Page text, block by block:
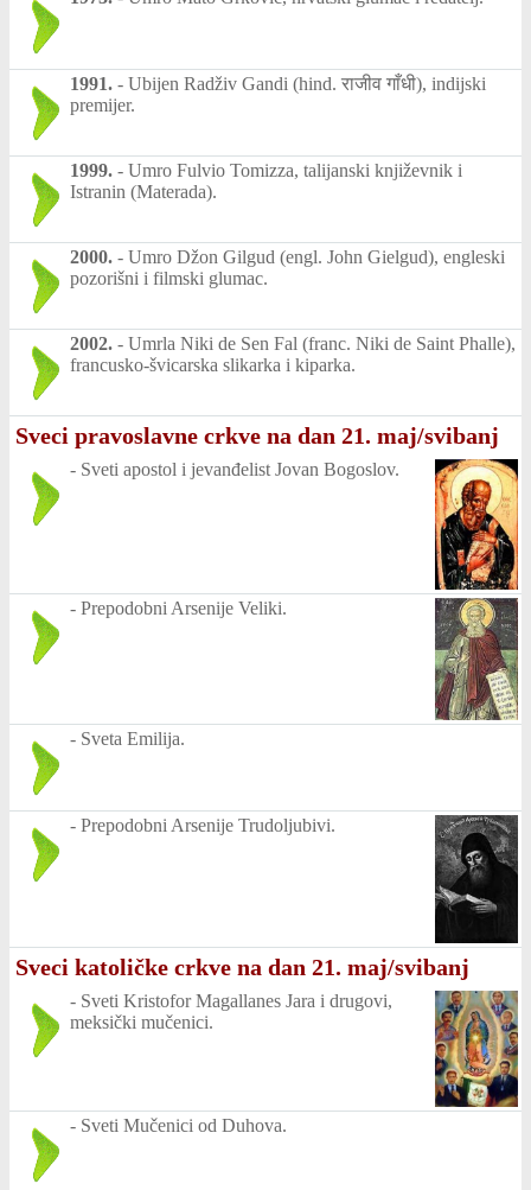
1991. - Ubijen Radživ Gandi (hind. राजीव गाँधी), indijski
premijer.
1999. - Umro Fulvio Tomizza, talijanski književnik i
Istranin (Materada).
2000. - Umro Džon Gilgud (engl. John Gielgud), engleski
pozorišni i filmski glumac.
2002. - Umrla Niki de Sen Fal (franc. Niki de Saint Phalle),
francusko-švicarska slikarka i kiparka.
Sveci pravoslavne crkve na dan 21. maj/svibanj
- Sveti apostol i jevanđelist Jovan Bogoslov.
- Prepodobni Arsenije Veliki.
- Sveta Emilija.
- Prepodobni Arsenije Trudoljubivi.
Sveci katoličke crkve na dan 21. maj/svibanj
- Sveti Kristofor Magallanes Jara i drugovi,
meksički mučenici.
- Sveti Mučenici od Duhova.